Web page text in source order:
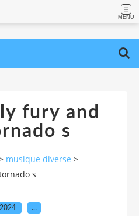
MENU
fury and
s
musique diverse >
s
…